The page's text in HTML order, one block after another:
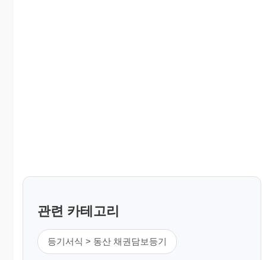
관련 카테고리
등기서식 > 동산 채권담보등기